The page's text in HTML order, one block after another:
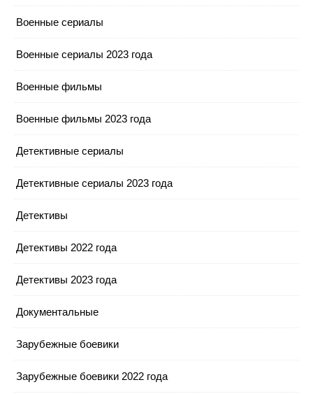
Военные сериалы
Военные сериалы 2023 года
Военные фильмы
Военные фильмы 2023 года
Детективные сериалы
Детективные сериалы 2023 года
Детективы
Детективы 2022 года
Детективы 2023 года
Документальные
Зарубежные боевики
Зарубежные боевики 2022 года